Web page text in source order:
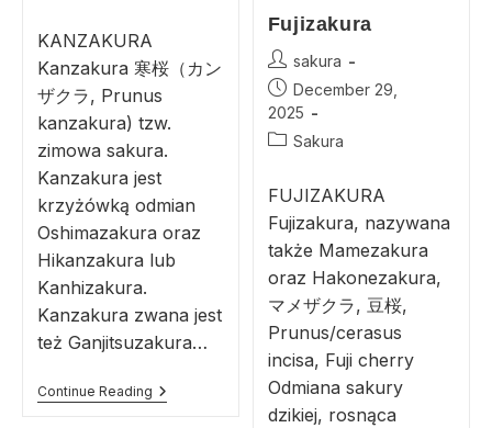
KANZAKURA
Kanzakura 寒桜（カン
ザクラ, Prunus
kanzakura) tzw.
zimowa sakura.
Kanzakura jest
krzyżówką odmian
Oshimazakura oraz
Hikanzakura lub
Kanhizakura.
Kanzakura zwana jest
też Ganjitsuzakura…
Continue Reading
Fujizakura
sakura
December 29,
2025
Sakura
FUJIZAKURA
Fujizakura, nazywana
także Mamezakura
oraz Hakonezakura,
マメザクラ, 豆桜,
Prunus/cerasus
incisa, Fuji cherry
Odmiana sakury
dzikiej, rosnąca